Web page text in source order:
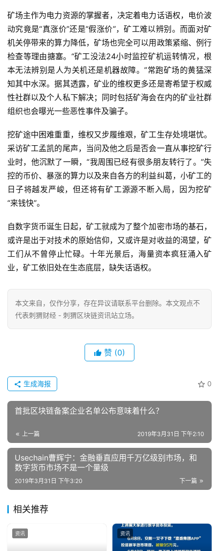
矿场主作为电力资源的掌握者，决定着电力话语权，电价波
动究竟是“真涨价”还是“假涨价”，矿工难以辨别。而面对矿
机关停带来的算力降低，矿场也完全可以用政策紧缩、例行
检查等理由搪塞。“矿工没法24小时监控矿机运转情况，根
本无法辨别是人为关机还是机器故障。”常跑矿场的黄猛深
知其中水深。据其透露，矿业的维权更多还是寄希望于权威
性社群以及个人私下解决；同时包括矿海会在内的矿业社群
组织也会曝光一些恶性事件及骗子。
挖矿途中困难重重，维权又步履维艰，矿工生存处境堪忧。
采访矿工孟凯的尾声，当问及他之后是否会一直从事挖矿行
业时，他沉默了一瞬，“我周围已经有很多朋友转行了。”失
控的币价、暴涨的算力以及来自各方的利益纠葛，小矿工的
日子将越发严峻，但还将有矿工源源不断入局，因为挖矿
“来钱快”。
自数字货币诞生日起，矿工就成为了整个加密市场的基石，
或许是出于对技术的原始信仰，又或许是对收益的渴望，矿
工们从不曾停止忙碌。十年光景后，海量资本疯狂涌入矿
业，矿工依旧处在生态底层，缺失话语权。
本文来自 ，仅作分享，存在异议请联系平台删除。本文观点不
代表刺猬财经 - 刺猬区块链资讯站立场。
赞 (0)
0
生成海报
首批区块链备案企业名单公布意味着什么？
上一篇 2019年3月31日 下午2:10
Usechain曹辉宁：金融垂直应用千万亿级别市场，和
数字货币市场不是一个量级
下一篇
2019年3月31日 下午3:20
相关推荐
资讯 资讯